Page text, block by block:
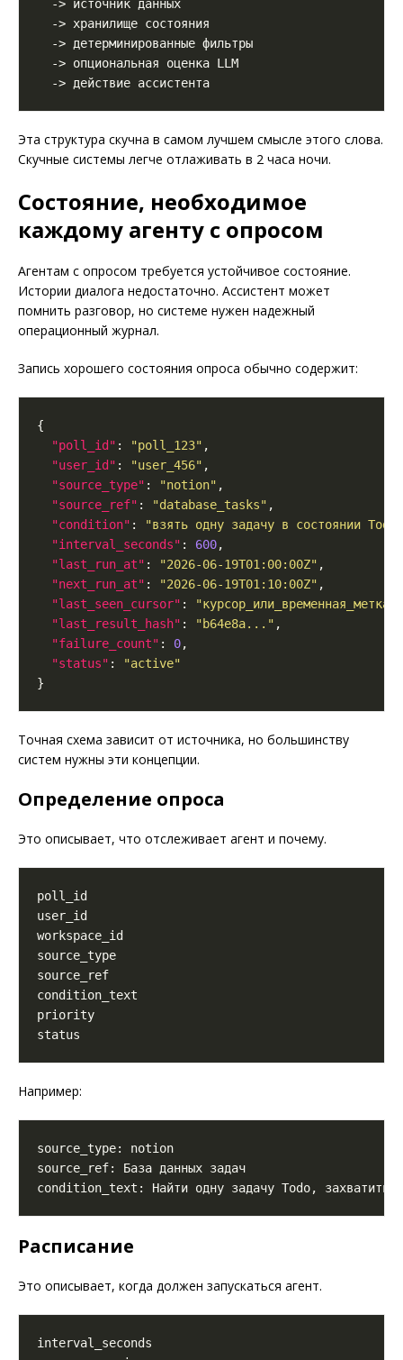
Эта структура скучна в самом лучшем смысле этого слова.
Скучные системы легче отлаживать в 2 часа ночи.
Состояние, необходимое
каждому агенту с опросом
Агентам с опросом требуется устойчивое состояние.
Истории диалога недостаточно. Ассистент может
помнить разговор, но системе нужен надежный
операционный журнал.
Запись хорошего состояния опроса обычно содержит:
"poll_id" : "poll_123"
"user_id" : "user_456"
"source_type" : "notion"
"source_ref" : "database_tasks"
"condition" :
"взять одну задачу в состоянии
"interval_seconds" : 600
"last_run_at" : "2026-06-19T01:00:00Z"
"next_run_at" : "2026-06-19T01:10:00Z"
"last_seen_cursor" :
"курсор_или_временная_метка"
"last_result_hash" : "b64e8a..."
"failure_count" : 0
"status" :
"active"
Точная схема зависит от источника, но большинству
систем нужны эти концепции.
Определение опроса
Это описывает, что отслеживает агент и почему.
Например:
Расписание
Это описывает, когда должен запускаться агент.